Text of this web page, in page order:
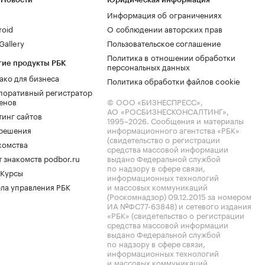
продукты РБК
для бизнеса
регистратор
сайтов
знакомств podbor.ru
управления РБК
Информация об ограничениях
О соблюдении авторских прав
Пользовательское соглашение
Политика в отношении обработки
персональных данных
Политика обработки файлов cookie
© ООО «БИЗНЕСПРЕСС»,
АО «РОСБИЗНЕСКОНСАЛТИНГ»,
1995–2026. Сообщения и материалы
информационного агентства «РБК»
(свидетельство о регистрации
средства массовой информации
выдано Федеральной службой
по надзору в сфере связи,
информационных технологий
и массовых коммуникаций
(Роскомнадзор) 09.12.2015 за номером
ИА №ФС77-63848) и сетевого издания
«РБК» (свидетельство о регистрации
средства массовой информации
выдано Федеральной службой
по надзору в сфере связи,
информационных технологий
и массовых коммуникаций